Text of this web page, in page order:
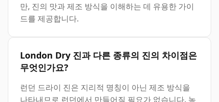
만, 진의 맛과 제조 방식을 이해하는 데 유용한 가이
드를 제공합니다.
London Dry 진과 다른 종류의 진의 차이점은
무엇인가요?
런던 드라이 진은 지리적 명칭이 아닌 제조 방식을
나타내므로 런던에서 만들어질 필요가 없습니다. 농